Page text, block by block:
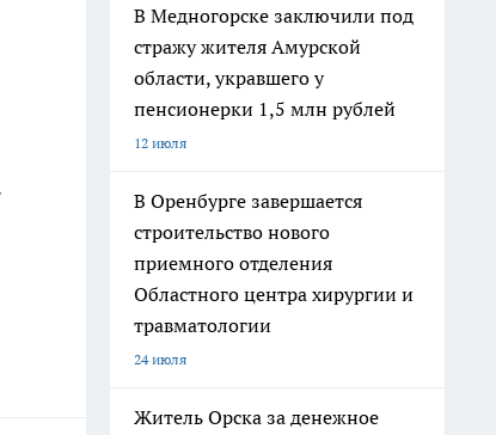
В Медногорске заключили под
стражу жителя Амурской
области, укравшего у
пенсионерки 1,5 млн рублей
12 июля
В Оренбурге завершается
строительство нового
приемного отделения
Областного центра хирургии и
травматологии
24 июля
Житель Орска за денежное